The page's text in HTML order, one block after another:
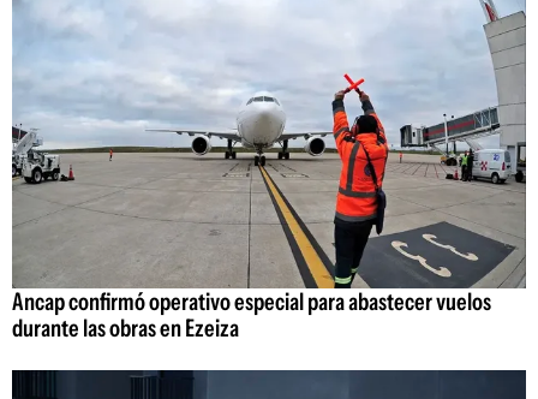
Ancap confirmó operativo especial para abastecer vuelos
durante las obras en Ezeiza